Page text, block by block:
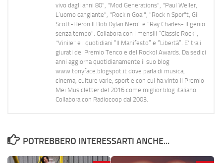
vivo dagli anni 80", "Mod Generations", "Paul Weller,
L’uomo cangiante", "Rock n Goal", "Rock n Spor"t, Gil
Scott-Heron Il Bob Dylan Nero" e "Ray Charles- Il genio
senza tempo". Collabora con i mensili “Classic Rock”,
"Vinile" e i quotidiani “Il Manifesto” e “Libertà”. E' tra i
giurati del Premio Tenco e del Rockol Awards. Da sedici
anni aggiorna quotidianamente il suo blog
www.tonyface.blogspot.it dove parla di musica,
cinema, culture varie, sport e con cui ha vinto il Premio
Mei Musicletter del 2016 come miglior blog italiano.
Collabora con Radiocoop dal 2003.
POTREBBERO INTERESSARTI ANCHE...